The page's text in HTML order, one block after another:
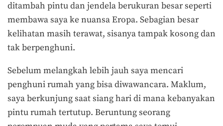
ditambah pintu dan jendela berukuran besar seperti
membawa saya ke nuansa Eropa. Sebagian besar
kelihatan masih terawat, sisanya tampak kosong dan
tak berpenghuni.
Sebelum melangkah lebih jauh saya mencari
penghuni rumah yang bisa diwawancara. Maklum,
saya berkunjung saat siang hari di mana kebanyakan
pintu rumah tertutup. Beruntung seorang